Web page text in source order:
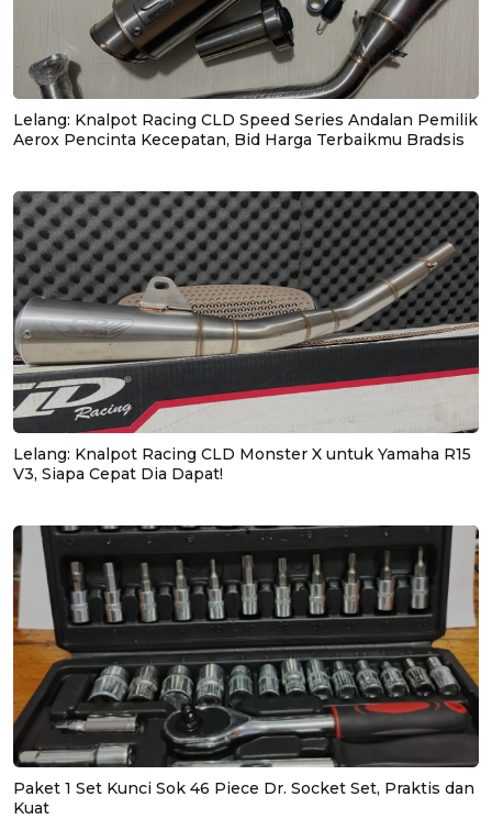
Lelang: Knalpot Racing CLD Speed Series Andalan Pemilik
Aerox Pencinta Kecepatan, Bid Harga Terbaikmu Bradsis
Lelang: Knalpot Racing CLD Monster X untuk Yamaha R15
V3, Siapa Cepat Dia Dapat!
Paket 1 Set Kunci Sok 46 Piece Dr. Socket Set, Praktis dan
Kuat